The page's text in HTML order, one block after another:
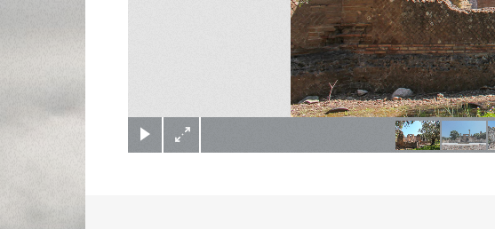
(c) Didier Gualeni